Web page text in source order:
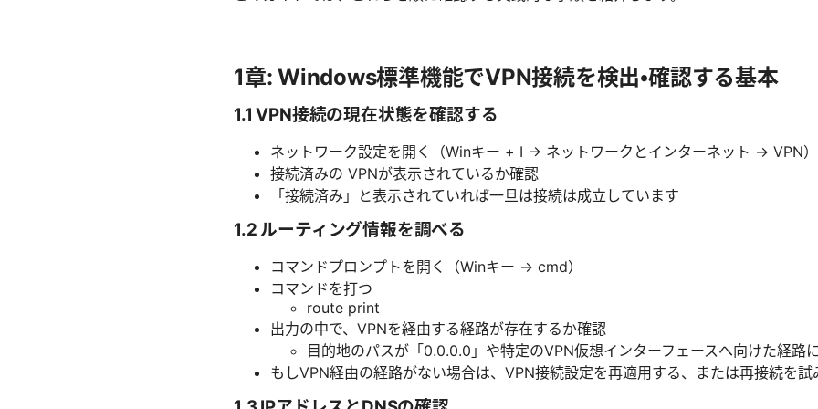
1章: Windows標準機能でVPN接続を検出・確認する基本
1.1 VPN接続の現在状態を確認する
ネットワーク設定を開く（Winキー + I → ネットワークとインターネット → VPN）
接続済みの VPNが表示されているか確認
「接続済み」と表示されていれば一旦は接続は成立しています
1.2 ルーティング情報を調べる
コマンドプロンプトを開く（Winキー → cmd）
コマンドを打つ
route print
出力の中で、VPNを経由する経路が存在するか確認
目的地のパスが「0.0.0.0」や特定のVPN仮想インターフェースへ向けた経路
もしVPN経由の経路がない場合は、VPN接続設定を再適用する、または再接続を試